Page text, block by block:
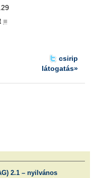
■
csirip
látogatás»
2.1 – nyilvános